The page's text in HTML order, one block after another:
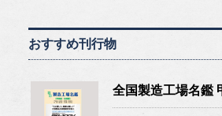
おすすめ刊行物
全国製造工場名鑑